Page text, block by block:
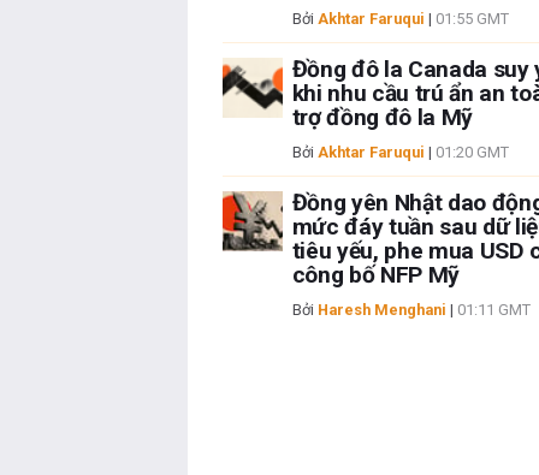
Bởi Akhtar Faruqui | 01:55 GMT
Đồng đô la Canada suy
khi nhu cầu trú ẩn an
trợ đồng đô la Mỹ
Bởi Akhtar Faruqui | 01:20 GMT
Đồng yên Nhật dao
mức đáy tuần sau dữ
tiêu yếu, phe mua USD
công bố NFP Mỹ
Bởi Haresh Menghani | 01:11 GMT